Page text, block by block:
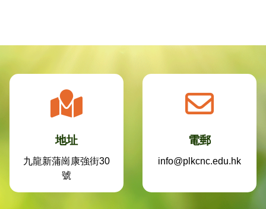
地址
九龍新蒲崗康強街30
號
電郵
info@plkcnc.edu.hk